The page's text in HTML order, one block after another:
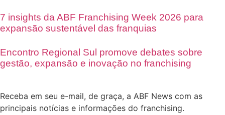
7 insights da ABF Franchising Week 2026 para
expansão sustentável das franquias
Encontro Regional Sul promove debates sobre
gestão, expansão e inovação no franchising
Receba em seu e-mail, de graça, a ABF News com as
principais notícias e informações do franchising.